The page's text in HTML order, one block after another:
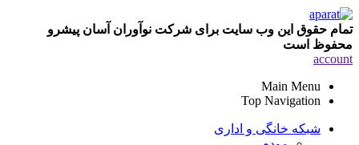
تمام حقوق این وب سایت برای شرکت نوآوران آسان پیشرو
محفوظ است
account
Main Menu
Top Navigation
شبکه خانگی و اداری